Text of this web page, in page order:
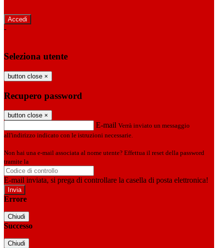
-
Seleziona utente
button close ×
Recupero password
button close ×
E-mail Verrà inviato un messaggio
all'indirizzo indicato con le istruzioni necessarie.
Non hai una e-mail associata al nome utente? Effettua il reset della password
tramite la
E-mail inviata, si prega di controllare la casella di posta elettronica!
Errore
Chiudi
Successo
Chiudi